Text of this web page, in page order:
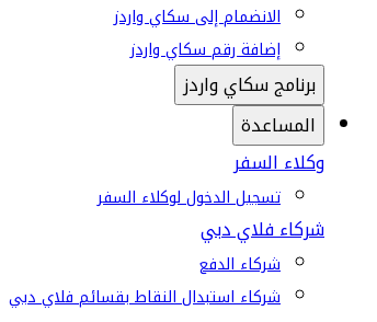
الانضمام إلى سكاي واردز
إضافة رقم سكاي واردز
برنامج سكاي واردز
المساعدة
وكلاء السفر
تسجيل الدخول لوكلاء السفر
شركاء فلاي دبي
شركاء الدفع
شركاء استبدال النقاط بقسائم فلاي دبي